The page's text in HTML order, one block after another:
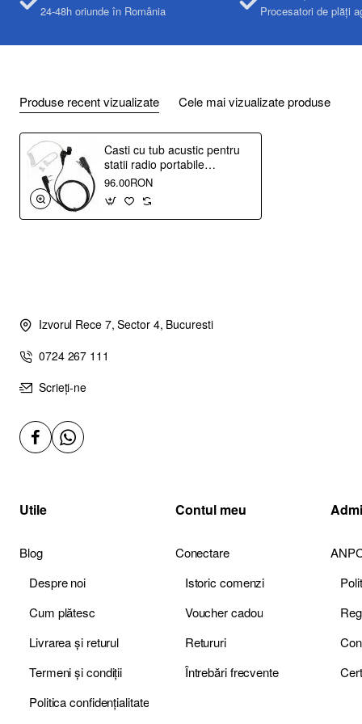
24-48h oriunde în România Procesatori de plăți
Produse recent vizualizate Cele mai vizualizate produse
Casti cu tub acustic pentru
statii radio portabile
Baofeng, Wouxun, Puxing,
Kenwood
96.00RON
Izvorul Rece 7, Sector 4, Bucuresti
0724 267 111
Scrieți-ne
Utile
Blog
Despre noi
Cum plătesc
Livrarea și returul
Termeni și condiții
Politica confidențialitate
Contul meu
Conectare
Istoric comenzi
Voucher cadou
Retururi
Întrebări frecvente